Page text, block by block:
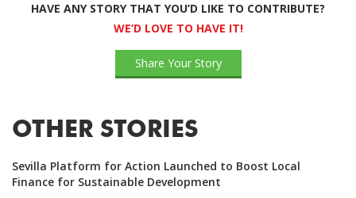
HAVE ANY STORY THAT YOU’D LIKE TO CONTRIBUTE?
WE’D LOVE TO HAVE IT!
Share Your Story
OTHER STORIES
Sevilla Platform for Action Launched to Boost Local
Finance for Sustainable Development